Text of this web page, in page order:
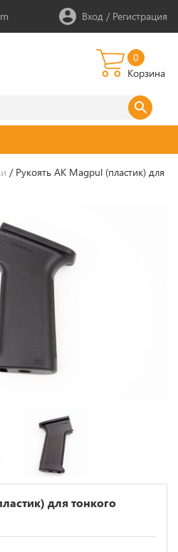
Вход / Регистрация
0
Корзина
/ Рукоять АК Magpul (пластик) для
для тонкого